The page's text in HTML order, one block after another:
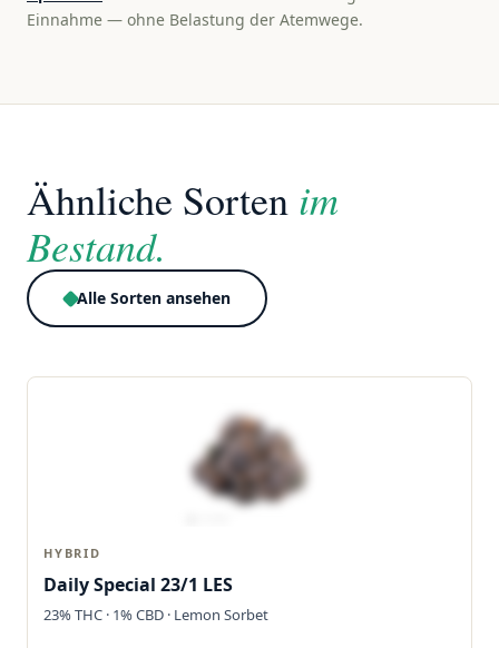
Einnahme — ohne Belastung der Atemwege.
Ähnliche Sorten im
Bestand.
Alle Sorten ansehen
HYBRID
Daily Special 23/1 LES
23% THC · 1% CBD · Lemon Sorbet